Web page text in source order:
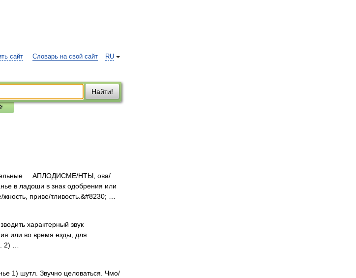
RU
сайт Словарь на свой сайт
Найти!
АПЛОДИСМЕ/НТЫ, ова/
в ладоши в знак одобрения или
приве/тливость.&#8230; …
характерный звук
или во время езды, для
2) …
1) шутл. Звучно целоваться. Чмо/